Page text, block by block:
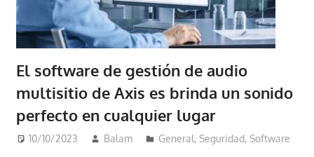
chino
El software de gestión de audio
multisitio de Axis es brinda un sonido
perfecto en cualquier lugar
10/10/2023 Balam General,Seguridad,Software